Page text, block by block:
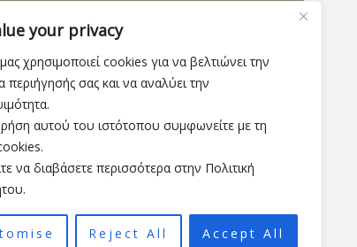
your privacy
χρησιμοποιεί cookies για να βελτιώνει την
περιήγησής σας και να αναλύει την
αυτού του ιστότοπου συμφωνείτε με τη
να διαβάσετε περισσότερα στην Πολιτική
Reject All Accept All
in fashion patern που θα λατρέψετε
3,5εκ